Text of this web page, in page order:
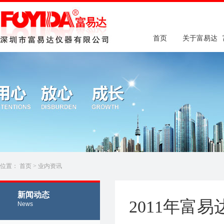
首页 关于富易达
位置： 首页 > 业内资讯
新闻动态
News 2011年富易